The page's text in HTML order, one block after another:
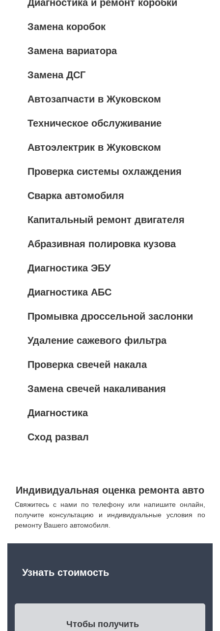
Диагностика и ремонт коробки
Замена коробок
Замена вариатора
Замена ДСГ
Автозапчасти в Жуковском
Техническое обслуживание
Автоэлектрик в Жуковском
Проверка системы охлаждения
Сварка автомобиля
Капитальный ремонт двигателя
Абразивная полировка кузова
Диагностика ЭБУ
Диагностика АБС
Промывка дроссельной заслонки
Удаление сажевого фильтра
Проверка свечей накала
Замена свечей накаливания
Диагностика
Сход развал
Индивидуальная оценка ремонта авто
Свяжитесь с нами по телефону или напишите онлайн,
получите консультацию и индивидуальные условия по
ремонту Вашего автомобиля.
Узнать стоимость
Чтобы получить